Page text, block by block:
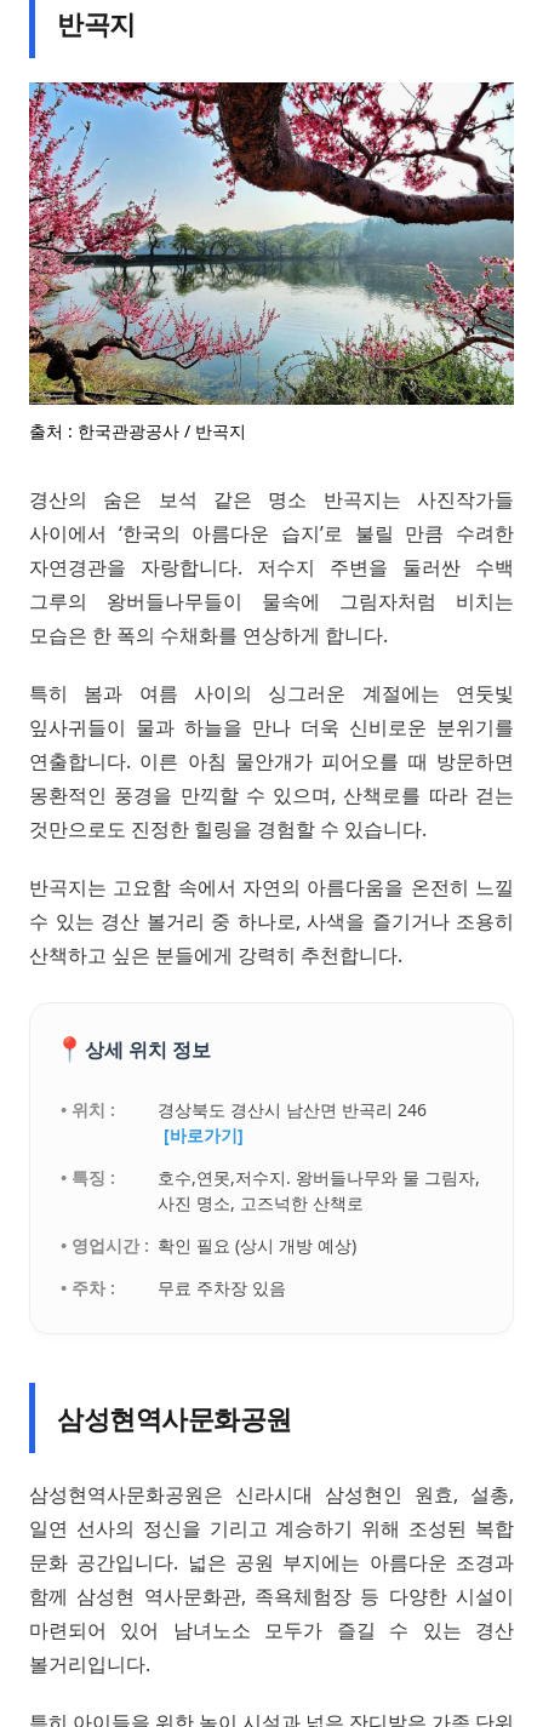
반곡지
출처 : 한국관광공사 / 반곡지
경산의 숨은 보석 같은 명소 반곡지는 사진작가들
사이에서 ‘한국의 아름다운 습지’로 불릴 만큼 수려한
자연경관을 자랑합니다. 저수지 주변을 둘러싼 수백
그루의 왕버들나무들이 물속에 그림자처럼 비치는
모습은 한 폭의 수채화를 연상하게 합니다.
특히 봄과 여름 사이의 싱그러운 계절에는 연둣빛
잎사귀들이 물과 하늘을 만나 더욱 신비로운 분위기를
연출합니다. 이른 아침 물안개가 피어오를 때 방문하면
몽환적인 풍경을 만끽할 수 있으며, 산책로를 따라 걷는
것만으로도 진정한 힐링을 경험할 수 있습니다.
반곡지는 고요함 속에서 자연의 아름다움을 온전히 느낄
수 있는 경산 볼거리 중 하나로, 사색을 즐기거나 조용히
산책하고 싶은 분들에게 강력히 추천합니다.
📍 상세 위치 정보
• 위치 :
경상북도 경산시 남산면 반곡리 246
[바로가기]
• 특징 :
호수,연못,저수지. 왕버들나무와 물 그림자,
사진 명소, 고즈넉한 산책로
• 영업시간 : 확인 필요 (상시 개방 예상)
• 주차 :
무료 주차장 있음
삼성현역사문화공원
삼성현역사문화공원은 신라시대 삼성현인 원효, 설총,
일연 선사의 정신을 기리고 계승하기 위해 조성된 복합
문화 공간입니다. 넓은 공원 부지에는 아름다운 조경과
함께 삼성현 역사문화관, 족욕체험장 등 다양한 시설이
마련되어 있어 남녀노소 모두가 즐길 수 있는 경산
볼거리입니다.